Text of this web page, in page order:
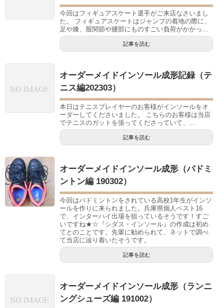
今回はフィギュアスケート選手がご来店なさいまし
た。 フィギュアスケートはジャンプの着地の際に、
足や膝、股関節や腰部にものすごい負荷がかかっ...
記事を読む
オーダーメイドインソール成形記録（テ
ニス編202303）
本日はテニスプレイヤーのお客様がインソールをオ
ーダーしてくださいました。 こちらのお客様は当店
でテニスのガットを張ってくださっていて、...
記事を読む
オーダーメイドインソール成形（バドミ
ントン編 190302）
今回はバドミントンをされている高校1年生がインソ
ールを作りに来られました。兵庫県個人ベスト16
で、インターハイ出場を狙っているそうです！すご
いですね★☆『シダス・インソール』の作成は初め
てとのことです。先輩に勧められて、ネットで調べ
て当店に辿り着いたそうです。
記事を読む
オーダーメイドインソール成形（ランニ
ングシューズ編 191002）